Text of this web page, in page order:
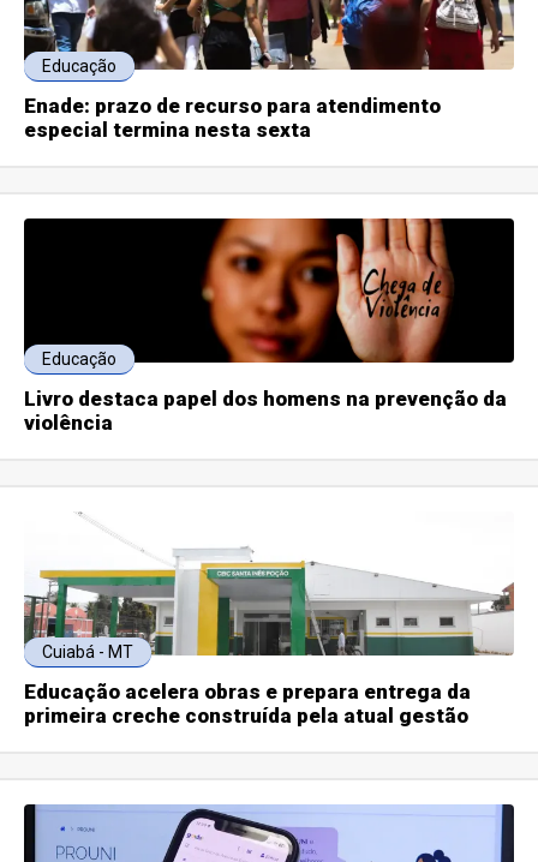
Educação
Enade: prazo de recurso para atendimento
especial termina nesta sexta
Educação
Livro destaca papel dos homens na prevenção da
violência
Cuiabá - MT
Educação acelera obras e prepara entrega da
primeira creche construída pela atual gestão